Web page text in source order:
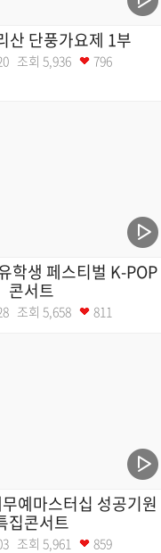
산 단풍가요제 1부
조회 5,936 796
학생 페스티벌 K-POP
콘서트
조회 5,658 811
예마스터십 성공기원
집콘서트
조회 5,961 859